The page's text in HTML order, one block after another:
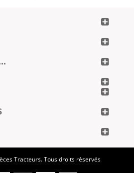
Tracteurs. Tous droits réservés